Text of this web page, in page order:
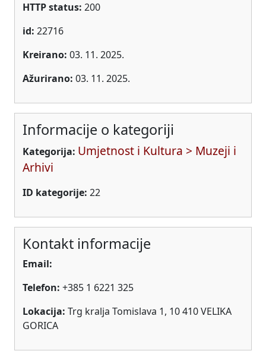
HTTP status: 200
id: 22716
Kreirano: 03. 11. 2025.
Ažurirano: 03. 11. 2025.
Informacije o kategoriji
Kategorija: Umjetnost i Kultura > Muzeji i
Arhivi
ID kategorije: 22
Kontakt informacije
Email:
Telefon: +385 1 6221 325
Lokacija: Trg kralja Tomislava 1, 10 410 VELIKA
GORICA